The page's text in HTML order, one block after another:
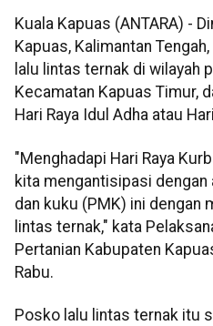
Kuala Kapuas (ANTARA) -
Kapuas, Kalimantan
lalu lintas ternak di wilayah
Kecamatan Kapuas Timur,
Hari Raya Idul Adha atau
"Menghadapi Hari Raya
kita mengantisipasi
dan kuku (PMK) ini dengan
lintas ternak," kata
Pertanian Kabupaten
Rabu.
Posko lalu lintas ternak itu